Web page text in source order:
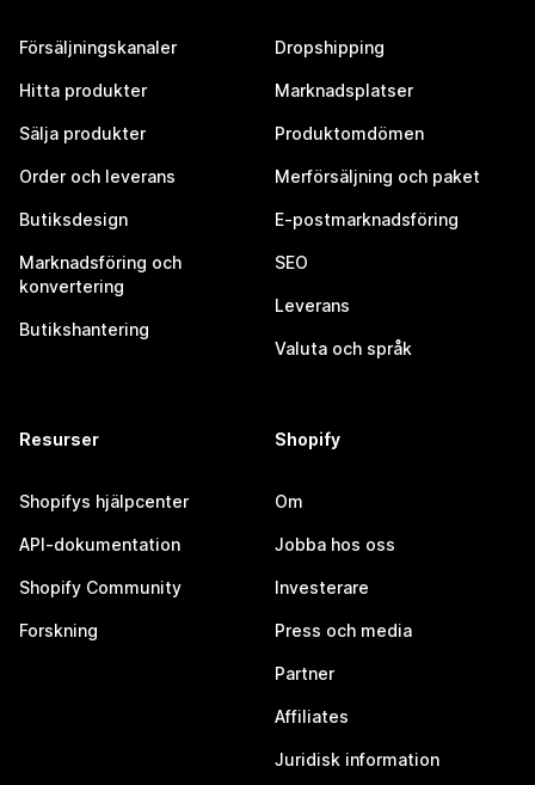
Försäljningskanaler
Hitta produkter
Sälja produkter
Order och leverans
Butiksdesign
Marknadsföring och
konvertering
Butikshantering
Dropshipping
Marknadsplatser
Produktomdömen
Merförsäljning och paket
E-postmarknadsföring
SEO
Leverans
Valuta och språk
Resurser
Shopifys hjälpcenter
API-dokumentation
Shopify Community
Forskning
Shopify
Om
Jobba hos oss
Investerare
Press och media
Partner
Affiliates
Juridisk information